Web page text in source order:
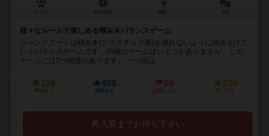
様々なルールで楽しめる積み木バランスゲーム
ジャンクアートは積み木(プラスチック製)を崩れないように積み上げて
いくバランスゲームです。同種のゲームはいくつかありますが、この
ゲームには2つ特徴があります。 一つ目は...
126
興味あり
488
経験あり
68
お気に入り
234
持ってる
再入荷までお待ち下さい